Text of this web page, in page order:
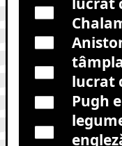
lucrat
Pugh